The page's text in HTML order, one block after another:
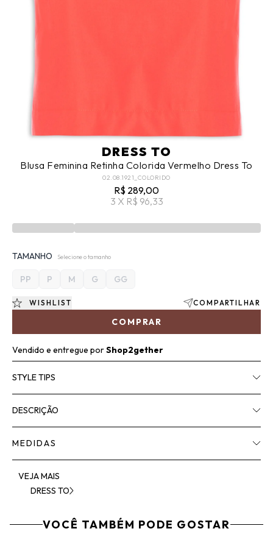
DRESS TO
Blusa Feminina Retinha Colorida Vermelho Dress To
02.08.1921_COLORIDO
R$ 289,00
3 X R$ 96,33
TAMANHO Selecione o tamanho
PP P M G GG
COMPRAR
WISHLIST COMPARTILHAR
Vendido e entregue porShop2gether
STYLE TIPS
DESCRIÇÃO
MEDIDAS
VEJA MAIS
DRESS TO
VOCÊ TAMBÉM PODE GOSTAR